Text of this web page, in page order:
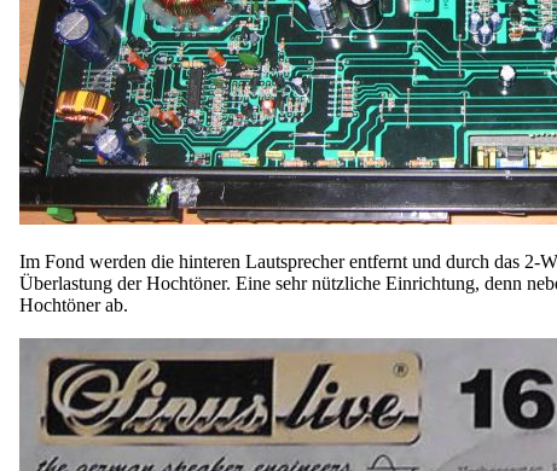
Im Fond werden die hinteren Lautsprecher entfernt und durch das 2-
Überlastung der Hochtöner. Eine sehr nützliche Einrichtung, denn
Hochtöner ab.